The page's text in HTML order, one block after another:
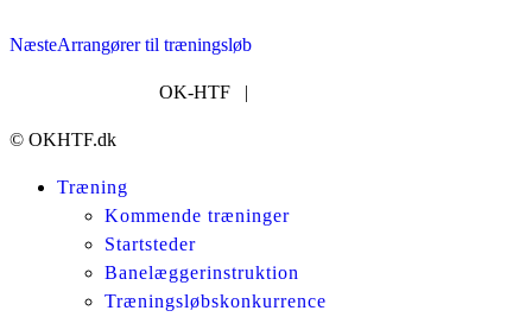
NæsteNæste
Arrangører til træningsløb
OK-HTF |
© OKHTF.dk
Træning
Kommende træninger
Startsteder
Banelæggerinstruktion
Træningsløbskonkurrence